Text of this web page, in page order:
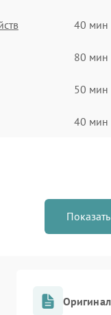
40 мин
80 мин
50 мин
40 мин